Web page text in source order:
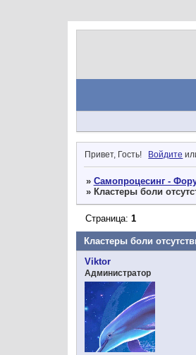
Привет, Гость! Войдите
» Самопроцесинг -
» Кластеры боли
Кластеры боли
Страница: 1
Viktor
Администратор